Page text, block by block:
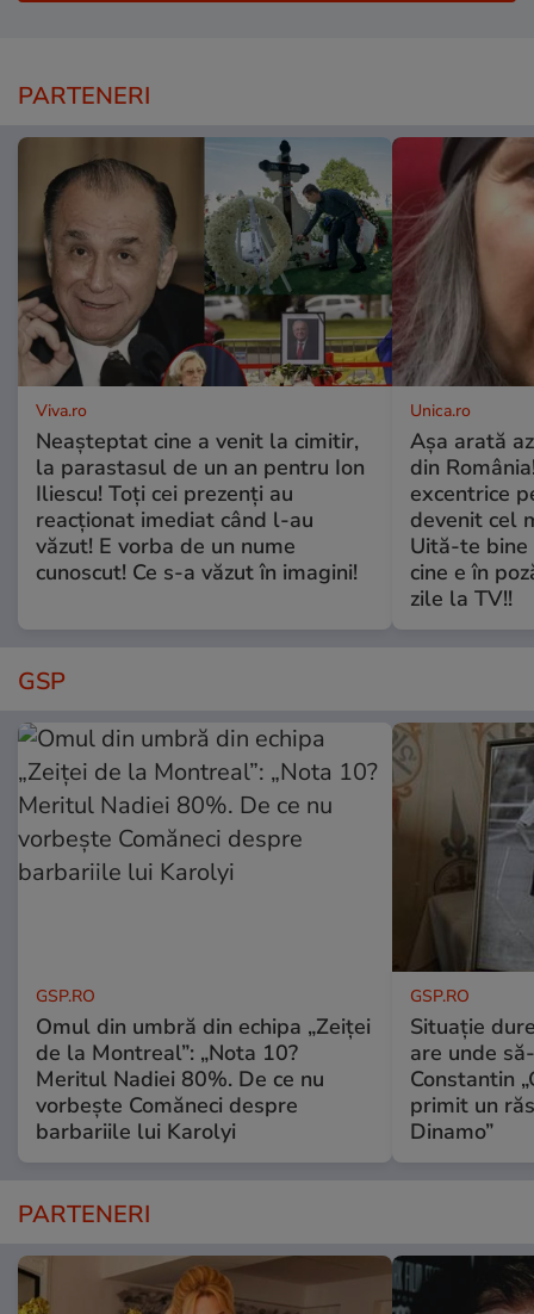
PARTENERI
Viva.ro
Neașteptat cine a venit la cimitir,
la parastasul de un an pentru Ion
Iliescu! Toți cei prezenți au
reacționat imediat când l-au
văzut! E vorba de un nume
cunoscut! Ce s-a văzut în imagini!
Unica.ro
Așa arată
din
excentrice
devenit cel
Uită-te bine
cine e în
zile la TV!!
GSP
GSP.RO
Omul din umbră din echipa „Zeiței
de la Montreal”: „Nota 10?
Meritul Nadiei 80%. De ce nu
vorbește Comăneci despre
barbariile lui Karolyi
GSP.RO
Situație
are unde
Constantin
primit un
Dinamo”
PARTENERI